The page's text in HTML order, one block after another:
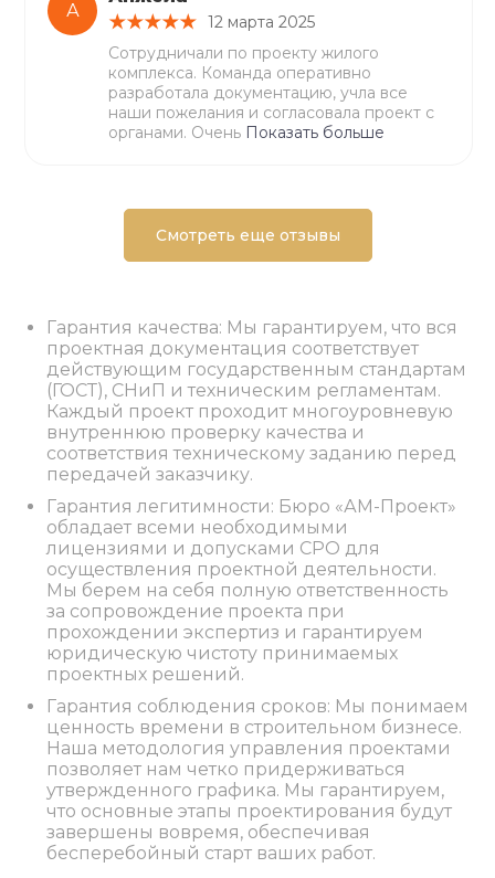
А
12 марта 2025
Сотрудничали по проекту жилого
комплекса. Команда оперативно
разработала документацию, учла все
наши пожелания и согласовала проект с
органами. Очень Показать больше
Смотреть еще отзывы
Гарантия качества: Мы гарантируем, что вся
проектная документация соответствует
действующим государственным стандартам
(ГОСТ), СНиП и техническим регламентам.
Каждый проект проходит многоуровневую
внутреннюю проверку качества и
соответствия техническому заданию перед
передачей заказчику.
Гарантия легитимности: Бюро «АМ-Проект»
обладает всеми необходимыми
лицензиями и допусками СРО для
осуществления проектной деятельности.
Мы берем на себя полную ответственность
за сопровождение проекта при
прохождении экспертиз и гарантируем
юридическую чистоту принимаемых
проектных решений.
Гарантия соблюдения сроков: Мы понимаем
ценность времени в строительном бизнесе.
Наша методология управления проектами
позволяет нам четко придерживаться
утвержденного графика. Мы гарантируем,
что основные этапы проектирования будут
завершены вовремя, обеспечивая
бесперебойный старт ваших работ.